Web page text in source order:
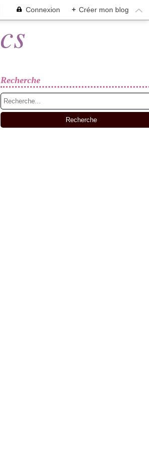
Connexion + Créer mon blog
Recherche